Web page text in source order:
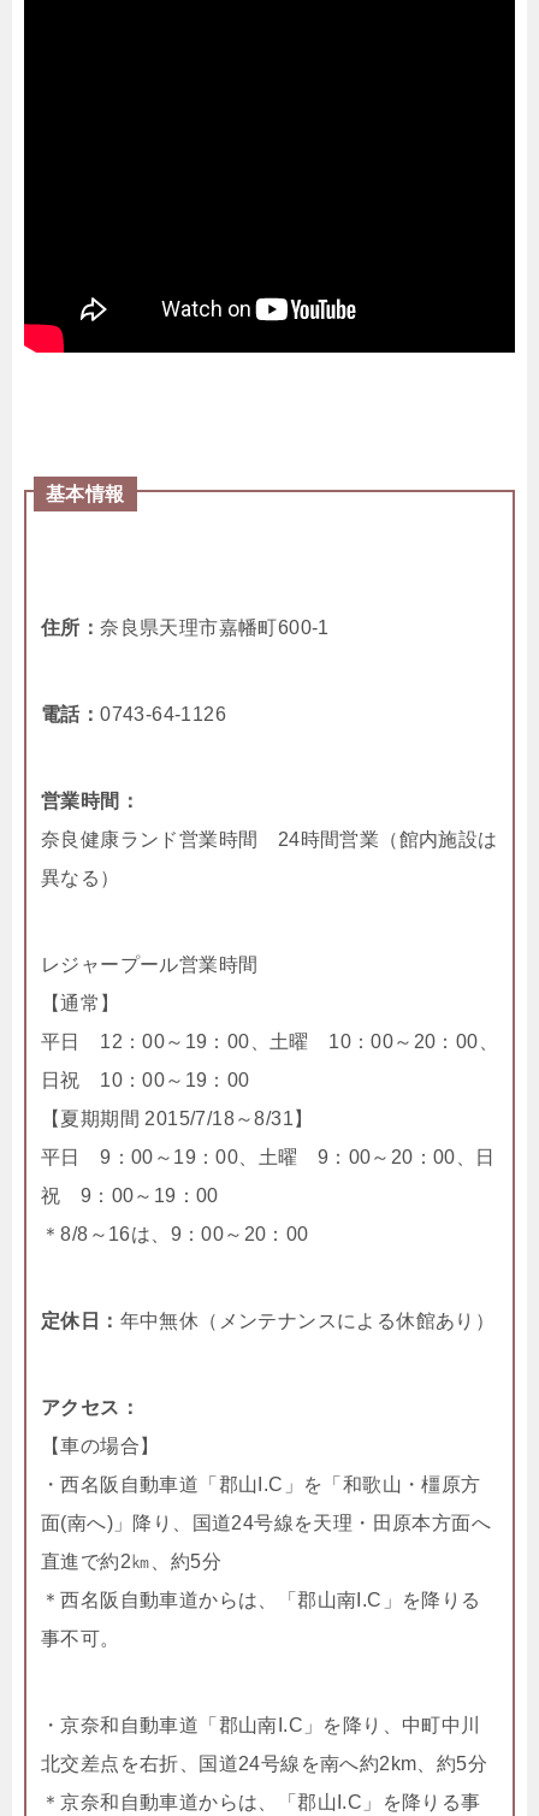
基本情報
住所：奈良県天理市嘉幡町600-1
電話：0743-64-1126
営業時間：
奈良健康ランド営業時間 24時間営業（館内施設は
異なる）
レジャープール営業時間
【通常】
平日 12：00～19：00、土曜 10：00～20：00、
日祝 10：00～19：00
【夏期期間 2015/7/18～8/31】
平日 9：00～19：00、土曜 9：00～20：00、日
祝 9：00～19：00
＊8/8～16は、9：00～20：00
定休日： 年中無休（メンテナンスによる休館あり）
アクセス：
【車の場合】
・西名阪自動車道「郡山I.C」を「和歌山・橿原方
面(南へ)」降り、国道24号線を天理・田原本方面へ
直進で約2㎞、約5分
＊西名阪自動車道からは、「郡山南I.C」を降りる
事不可。
・京奈和自動車道「郡山南I.C」を降り、中町中川
北交差点を右折、国道24号線を南へ約2km、約5分
＊京奈和自動車道からは、「郡山I.C」を降りる事